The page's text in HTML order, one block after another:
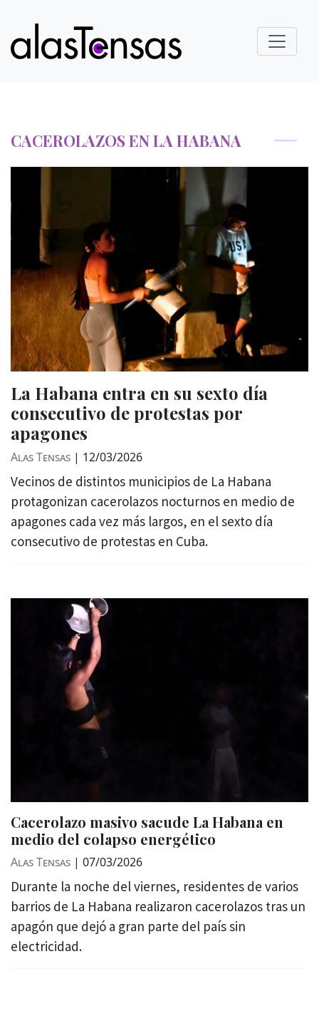
CACEROLAZOS EN LA HABANA
La Habana entra en su sexto día
consecutivo de protestas por
apagones
Alas Tensas | 12/03/2026
Vecinos de distintos municipios de La Habana
protagonizan cacerolazos nocturnos en medio de
apagones cada vez más largos, en el sexto día
consecutivo de protestas en Cuba.
Cacerolazo masivo sacude La Habana en
medio del colapso energético
Alas Tensas | 07/03/2026
Durante la noche del viernes, residentes de varios
barrios de La Habana realizaron cacerolazos tras un
apagón que dejó a gran parte del país sin
electricidad.